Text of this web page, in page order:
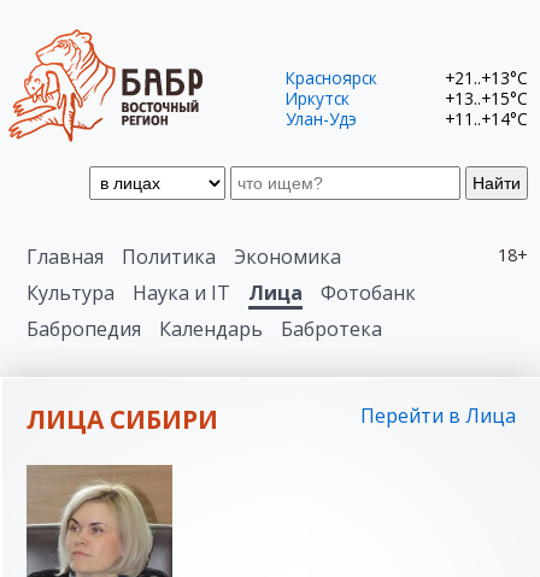
Найти
Красноярск
+21..+13°C
Иркутск
+13..+15°C
Улан-Удэ
+11..+14°C
18+
Главная Политика
Экономика
Культура
Наука и IT Лица
Фотобанк
Бабропедия
Календарь Бабротека
ЛИЦА СИБИРИ Перейти в Лица